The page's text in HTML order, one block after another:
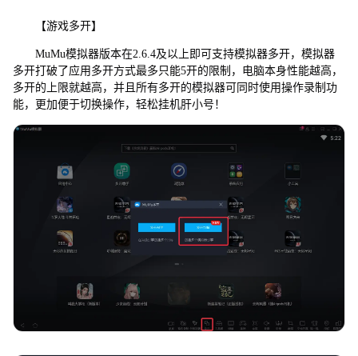
【游戏多开】
MuMu模拟器版本在2.6.4及以上即可支持模拟器多开，模拟器
多开打破了应用多开方式最多只能5开的限制，电脑本身性能越高，
多开的上限就越高，并且所有多开的模拟器可同时使用操作录制功
能，更加便于切换操作，轻松挂机肝小号！